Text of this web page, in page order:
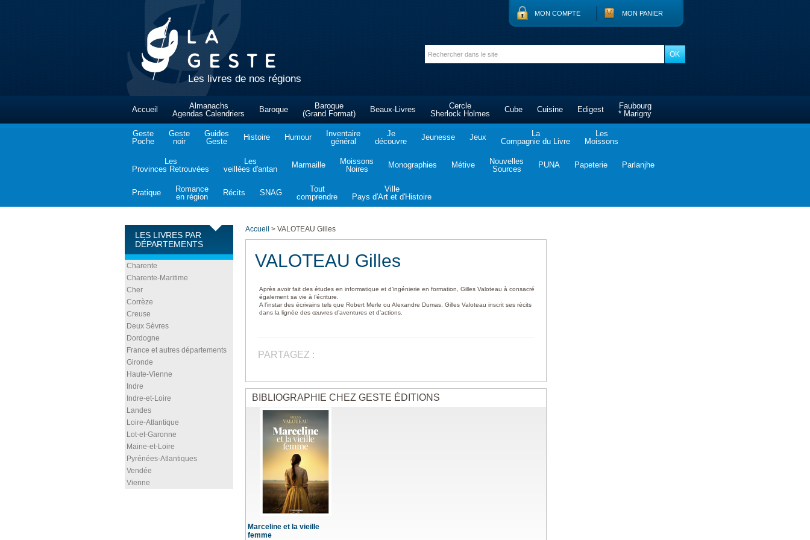
Les livres de nos régions
MON COMPTE MON PANIER
Accueil
Almanachs
Agendas Calendriers
Baroque
Baroque
(Grand Format)
Beaux-Livres
Cercle
Sherlock Holmes
Cube Cuisine Edigest
Faubourg
* Marigny
Geste
Poche
Geste
noir
Guides
Geste
Histoire Humour
Inventaire
général
Je
découvre
Jeunesse Jeux
La
Compagnie du Livre
Les
Moissons
Les
Provinces Retrouvées
Les
veillées d'antan
Marmaille
Moissons
Noires
Monographies Métive
Nouvelles
Sources
PUNA Papeterie Parlanjhe
Pratique
Romance
en région
Récits SNAG
Tout
comprendre
Ville
Pays d'Art et d'Histoire
LES LIVRES PAR
DÉPARTEMENTS
Charente
Charente-Maritime
Cher
Corrèze
Creuse
Deux Sèvres
Dordogne
France et autres départements
Gironde
Haute-Vienne
Indre
Indre-et-Loire
Landes
Loire-Atlantique
Lot-et-Garonne
Maine-et-Loire
Pyrénées-Atlantiques
Vendée
Vienne
Accueil > VALOTEAU Gilles
VALOTEAU Gilles
Après avoir fait des études en informatique et d’ingénierie en formation, Gilles Valoteau à consacré
également sa vie à l’écriture.
A l’instar des écrivains tels que Robert Merle ou Alexandre Dumas, Gilles Valoteau inscrit ses récits
dans la lignée des œuvres d’aventures et d’actions.
PARTAGEZ :
BIBLIOGRAPHIE CHEZ GESTE ÉDITIONS
Marceline et la vieille
femme